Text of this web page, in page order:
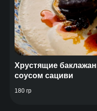
Хрустящие
соусом сациви
180 гр